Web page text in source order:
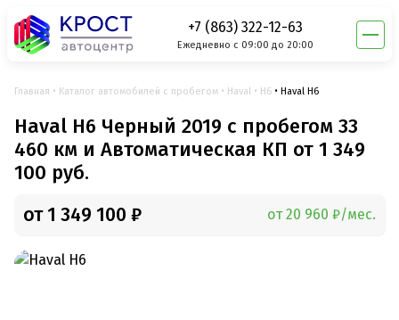
+7 (863) 322-12-63
Ежедневно с 09:00 до 20:00
Главная Каталог автомобилей с пробегом Haval H6 Haval H6
Haval H6 Черный 2019 с пробегом 33
460 км и Автоматическая КП от 1 349
100 руб.
от 1 349 100 ₽ от 20 960 ₽/мес.